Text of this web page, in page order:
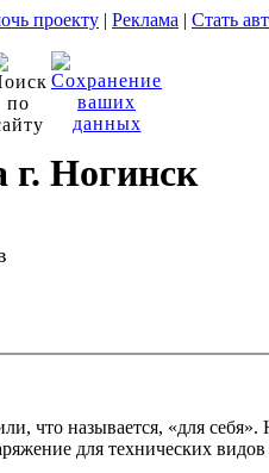
проекту | Реклама | Стать
г. Ногинск
что называется, «для себя».
для технических